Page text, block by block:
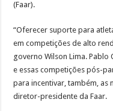
(Faar).
“Oferecer suporte para
em competições de alto
governo Wilson Lima.
e essas competições pós-
para incentivar, também, as
diretor-presidente da Faar.